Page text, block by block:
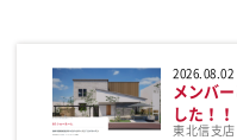
2026.08.02
東北信支
メンバ
した！！